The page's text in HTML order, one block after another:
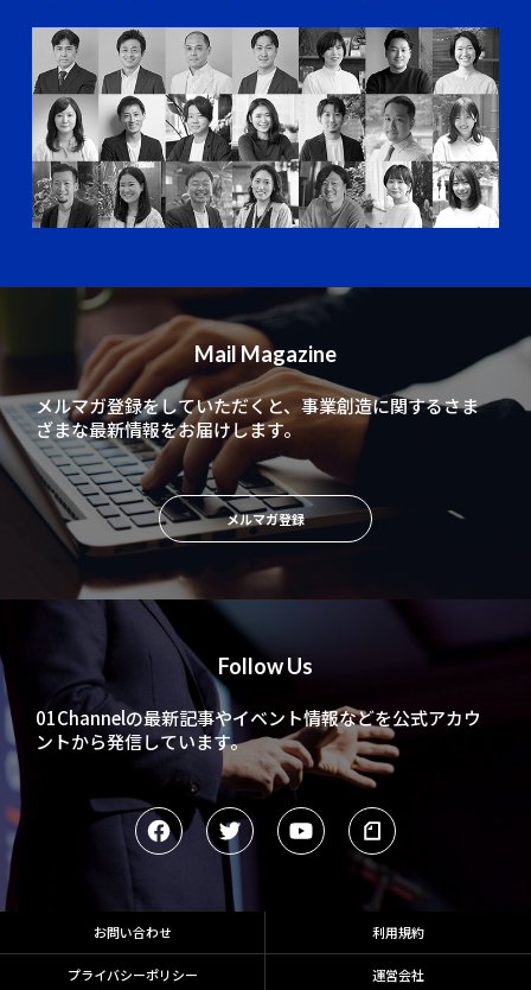
Follow Us
01Channelの最新記事やイベント情報などを公式アカウ
ントから発信しています。
Mail Magazine
メルマガ登録をしていただくと、事業創造に関するさま
ざまな最新情報をお届けします。
メルマガ登録
お問い合わせ 利用規約
プライバシーポリシー 運営会社